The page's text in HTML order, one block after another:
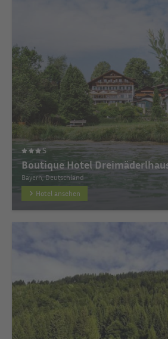
S
Boutique Hotel
Bayern, Deutschland
Hotel ansehen